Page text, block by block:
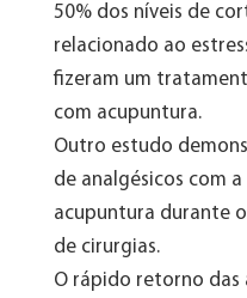
50% dos níveis de
relacionado ao
fizeram um
com acupuntura.
Outro estudo
de analgésicos com
acupuntura durante
de cirurgias.
O rápido retorno das